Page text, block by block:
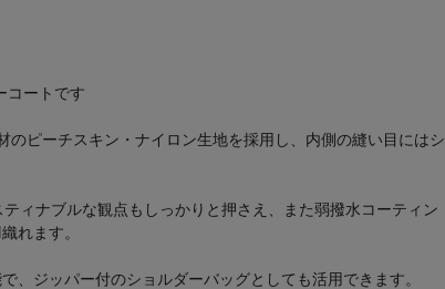
コートです
ピーチスキン・ナイロン生地を採用し、内側の縫い目にはシ
ィナブルな観点もしっかりと押さえ、また弱撥水コーティン
れます。
、ジッパー付のショルダーバッグとしても活用できます。